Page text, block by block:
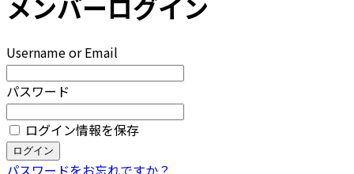
メンバーログイン
Username or Email
パスワード
ログイン情報を保存
パスワードをお忘れですか？